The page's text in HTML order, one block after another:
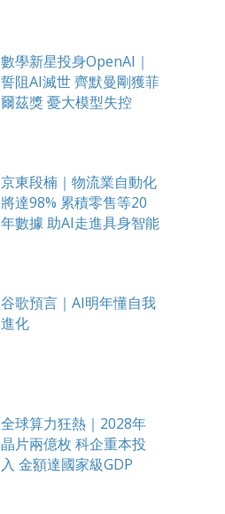
數學新星投身OpenAI｜
誓阻AI滅世 齊默曼剛獲菲
爾茲獎 憂大模型失控
京東段楠｜物流業自動化
將達98% 累積零售等20
年數據 助AI走進具身智能
谷歌預言｜AI明年懂自我
進化
全球算力狂熱｜2028年
晶片兩億枚 科企重本投
入 金額達國家級GDP